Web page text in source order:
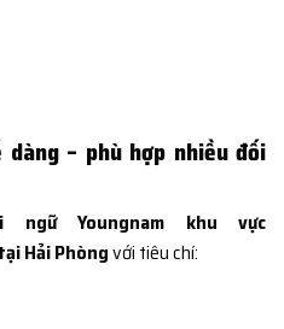
– phù hợp nhiều đối
ngữ Youngnam khu vực
Hải Phòngvới tiêu chí: